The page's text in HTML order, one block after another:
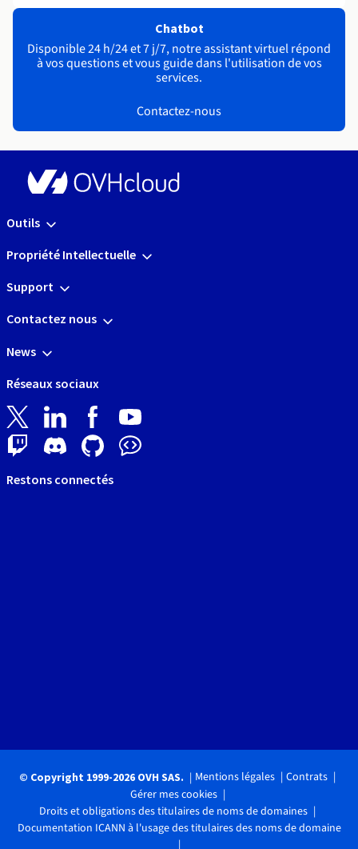
Chatbot
Disponible 24 h/24 et 7 j/7, notre assistant virtuel répond
à vos questions et vous guide dans l'utilisation de vos
services.
Contactez-nous
Outils
Propriété Intellectuelle
Support
Contactez nous
News
Réseaux sociaux
Restons connectés
© Copyright 1999-2026 OVH SAS. Mentions légales
Contrats
Gérer mes cookies
Droits et obligations des titulaires de noms de domaines
Documentation ICANN à l'usage des titulaires des noms de domaine